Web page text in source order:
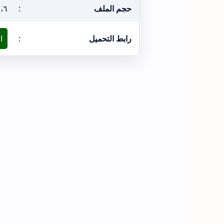
حجم الملف : ٣،٦
رابط التحميل :